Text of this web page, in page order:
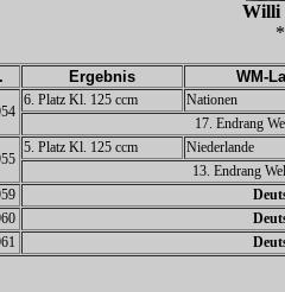
Willi
. Ergebnis WM-
6. Platz Kl. 125 ccm
Nationen
17. Endrang
5. Platz Kl. 125 ccm
Niederlande
13. Endrang